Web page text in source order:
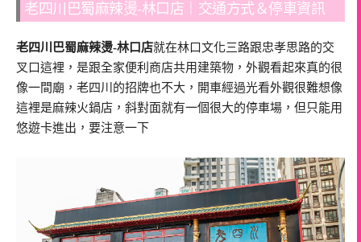
老四川巴蜀麻辣燙-林口店｜交通方式＆停車資訊
老四川巴蜀麻辣燙-林口店就在林口文化三路跟忠孝思路的交
叉口這裡，是跟全家便利商店共用建築物，外觀看起來真的很
像一間廟，老四川的招牌也不大，開車經過光看外觀很難想像
這裡是麻辣火鍋店，斜對面就有一個很大的停車場，但只能用
悠遊卡進出，要注意一下